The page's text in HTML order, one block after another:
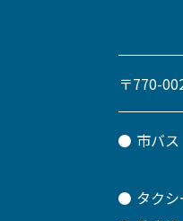
〒770-
市バス
タクシ